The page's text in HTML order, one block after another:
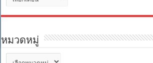
เก็บ
หมวดหมู่